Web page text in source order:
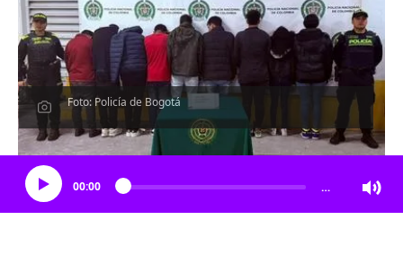
Foto: Policía de Bogotá
Escucha el artículo
00:00 …